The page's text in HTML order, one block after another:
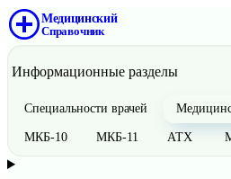
Медицинский
Справочник
Информационные разделы
Специальности врачей
МКБ-10 МКБ-11 АТХ